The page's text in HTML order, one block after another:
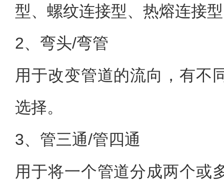
型、螺纹连接型、热熔连接
2、弯头/弯管
用于改变管道的流向，有不
选择。
3、管三通/管四通
用于将一个管道分成两个或